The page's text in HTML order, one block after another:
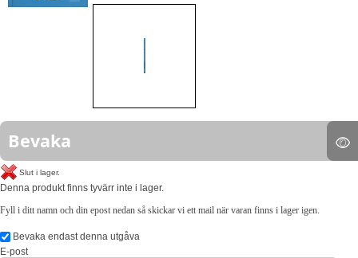
Bevaka
Slut i lager.
Denna produkt finns tyvärr inte i lager.
Fyll i ditt namn och din epost nedan så skickar vi ett mail när varan finns i lager igen.
Bevaka endast denna utgåva
E-post